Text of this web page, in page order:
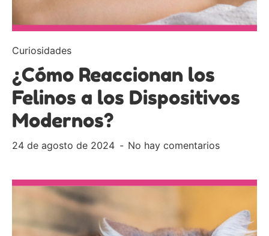
Curiosidades
¿Cómo Reaccionan los
Felinos a los Dispositivos
Modernos?
24 de agosto de 2024 No hay comentarios